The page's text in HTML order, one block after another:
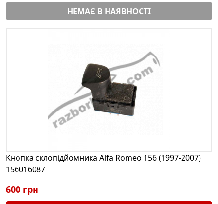
НЕМАЄ В НАЯВНОСТІ
Кнопка склопідйомника Alfa Romeo 156 (1997-2007)
156016087
600 грн